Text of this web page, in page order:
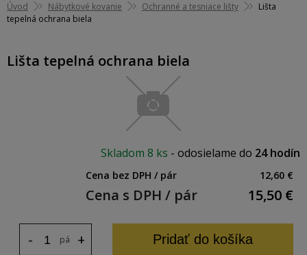
Úvod Nábytkové kovanie Ochranné a tesniace lišty
Lišta
tepelná ochrana biela
Lišta tepelná ochrana biela
Skladom 8 ks - odosielame do 24 hodín
Cena bez DPH / pár 12,60 €
Cena s DPH / pár 15,50 €
pár +
- Pridať do košíka